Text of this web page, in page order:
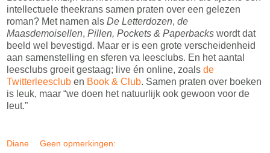
intellectuele theekrans samen praten over een gelezen
roman? Met namen als De Letterdozen, de
Maasdemoisellen, Pillen, Pockets & Paperbacks wordt dat
beeld wel bevestigd. Maar er is een grote verscheidenheid
aan samenstelling en sferen va leesclubs. En het aantal
leesclubs groeit gestaag; live én online, zoals de
Twitterleesclub en Book & Club. Samen praten over boeken
is leuk, maar “we doen het natuurlijk ook gewoon voor de
leut.”
Diane Geen opmerkingen: